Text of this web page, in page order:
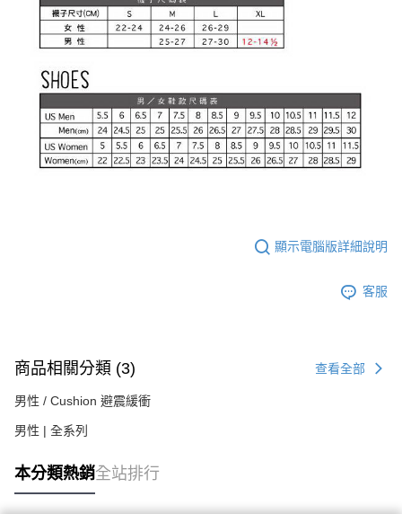
顯示電腦版詳細說明
客服
商品相關分類 (3) 查看全部
男性 / Cushion 避震緩衝
男性 | 全系列
本分類熱銷全站排行